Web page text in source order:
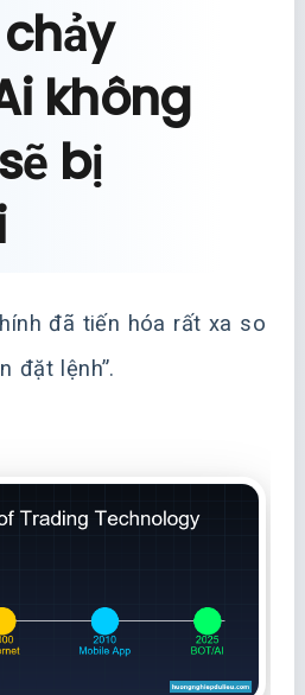
không
bị
đã tiến hóa rất xa so
đặt lệnh”.